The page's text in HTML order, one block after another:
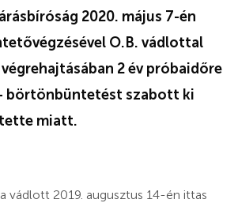
2020. május 7-én
O.B. vádlottal
2 év próbaidőre
börtönbüntetést szabott ki
miatt.
vádlott 2019. augusztus 14-én ittas